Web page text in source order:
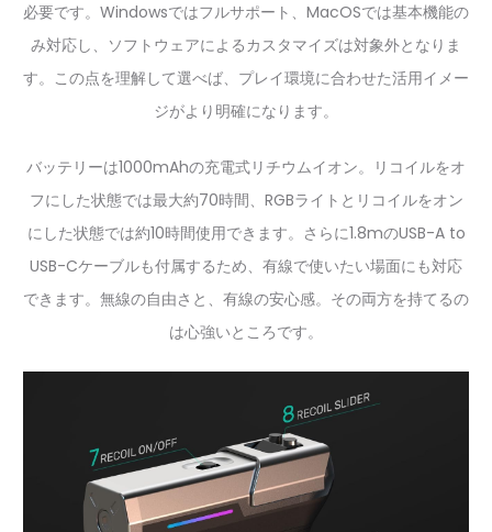
必要です。Windowsではフルサポート、MacOSでは基本機能の
み対応し、ソフトウェアによるカスタマイズは対象外となりま
す。この点を理解して選べば、プレイ環境に合わせた活用イメー
ジがより明確になります。
バッテリーは1000mAhの充電式リチウムイオン。リコイルをオ
フにした状態では最大約70時間、RGBライトとリコイルをオン
にした状態では約10時間使用できます。さらに1.8mのUSB-A to
USB-Cケーブルも付属するため、有線で使いたい場面にも対応
できます。無線の自由さと、有線の安心感。その両方を持てるの
は心強いところです。